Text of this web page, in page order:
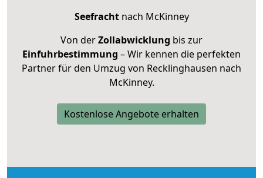
Seefrachtnach McKinney
Von derZollabwicklung bis zur
Einfuhrbestimmung – Wir kennen die perfekten
Partner für den Umzug von Recklinghausen nach
McKinney.
Kostenlose Angebote erhalten